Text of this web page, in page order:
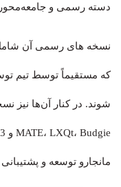
دسته رسمی و
که مستقیماً توسط تیم
مانجارو توسعه و